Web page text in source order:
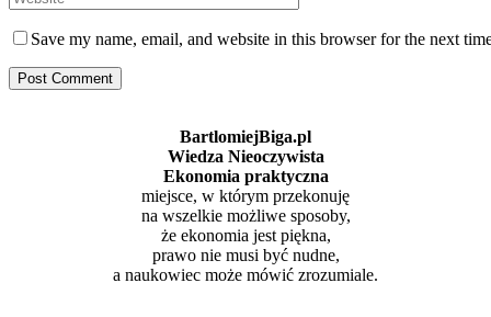
Save my name, email, and website in this browser for the next
BartlomiejBiga.pl
Wiedza Nieoczywista
Ekonomia praktyczna
miejsce, w którym przekonuję
na wszelkie możliwe sposoby,
że ekonomia jest piękna,
prawo nie musi być nudne,
a naukowiec może mówić zrozumiale.